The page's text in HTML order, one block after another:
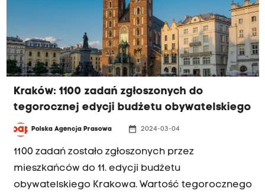
Kraków: 1100 zadań zgłoszonych do
tegorocznej edycji budżetu obywatelskiego
Polska Agencja Prasowa date_range 2024-03-04
1100 zadań zostało zgłoszonych przez
mieszkańców do 11. edycji budżetu
obywatelskiego Krakowa. Wartość tegorocznego